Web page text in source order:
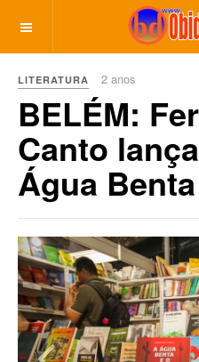
LITERATURA 2 anos
BELÉM:
Canto
Água
Previous